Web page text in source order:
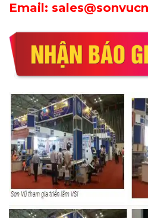
Email: